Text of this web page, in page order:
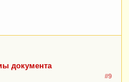
.ТЧ_ЗаказыКлиентов
документа
#9